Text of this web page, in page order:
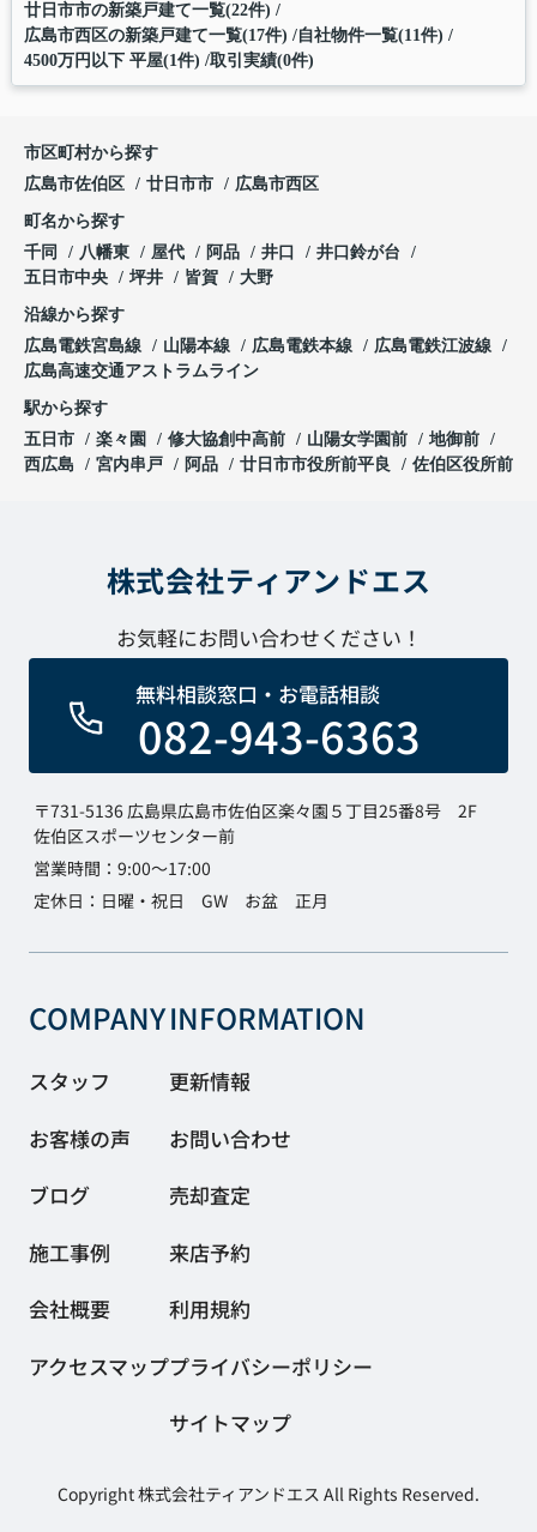
廿日市市の新築戸建て一覧(22件)
広島市西区の新築戸建て一覧(17件) 自社物件一覧(11件)
4500万円以下 平屋(1件) 取引実績(0件)
市区町村から探す
広島市佐伯区
廿日市市 広島市西区
町名から探す
千同
八幡東 屋代 阿品 井口
井口鈴が台
五日市中央
坪井 皆賀 大野
沿線から探す
広島電鉄宮島線
山陽本線 広島電鉄本線
広島電鉄江波線
広島高速交通アストラムライン
駅から探す
五日市
楽々園 修大協創中高前 山陽女学園前
地御前
西広島
宮内串戸 阿品 廿日市市役所前平良 佐伯区役所前
株式会社ティアンドエス
お気軽にお問い合わせください！
無料相談窓口・お電話相談
082-943-6363
〒731-5136 広島県広島市佐伯区楽々園５丁目25番8号 2F
佐伯区スポーツセンター前
営業時間：9:00～17:00
定休日：日曜・祝日 GW お盆 正月
COMPANY
スタッフ
お客様の声
ブログ
施工事例
会社概要
アクセスマップ
INFORMATION
更新情報
お問い合わせ
売却査定
来店予約
利用規約
プライバシーポリシー
サイトマップ
Copyright 株式会社ティアンドエス All Rights Reserved.